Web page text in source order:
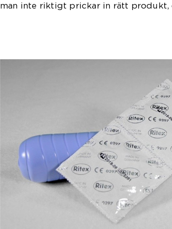
man inte riktigt prickar in rätt produkt,